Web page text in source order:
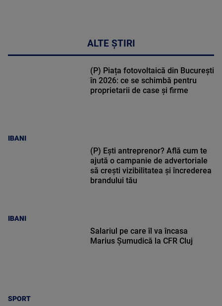
ALTE ȘTIRI
IBANI
(P) Piața fotovoltaică din București
în 2026: ce se schimbă pentru
proprietarii de case și firme
IBANI
(P) Ești antreprenor? Află cum te
ajută o campanie de advertoriale
să crești vizibilitatea și încrederea
brandului tău
SPORT
Salariul pe care îl va încasa
Marius Șumudică la CFR Cluj